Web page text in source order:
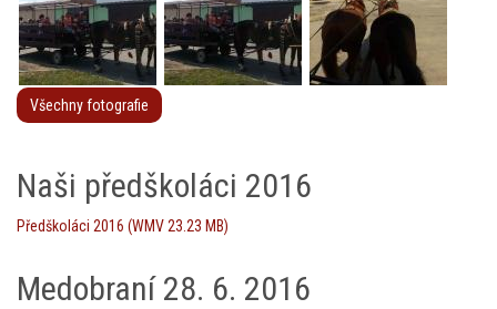
Všechny fotografie
Naši předškoláci 2016
Předškoláci 2016 (WMV 23.23 MB)
Medobraní 28. 6. 2016